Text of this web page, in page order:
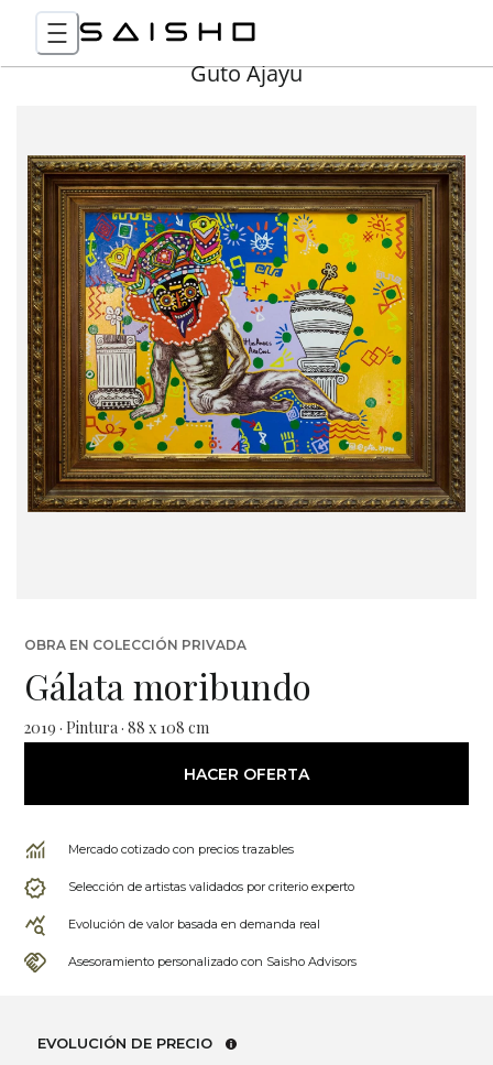
Guto Ajayu
OBRA EN COLECCIÓN PRIVADA
Gálata moribundo
2019 · Pintura · 88 x 108 cm
HACER OFERTA
Mercado cotizado con precios trazables
Selección de artistas validados por criterio experto
Evolución de valor basada en demanda real
Asesoramiento personalizado con Saisho Advisors
EVOLUCIÓN DE PRECIO